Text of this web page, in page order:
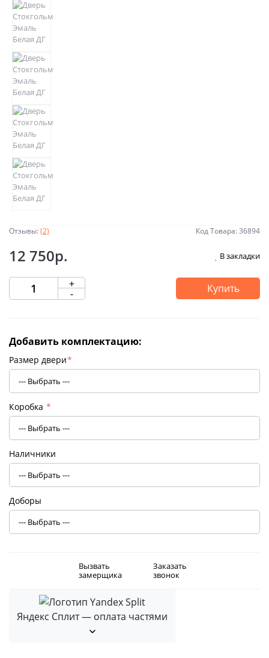
Отзывы:(2) Код Товара: 36894
12 750р. В закладки
+
- Купить
Добавить комплектацию:
Размер двери*
Коробка *
Наличники
Доборы
Вызвать
замерщика
Заказать
звонок
Яндекс Сплит — оплата частями